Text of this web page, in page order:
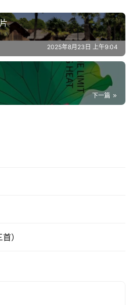
2025年8月23日 上午9:04
下一篇
）